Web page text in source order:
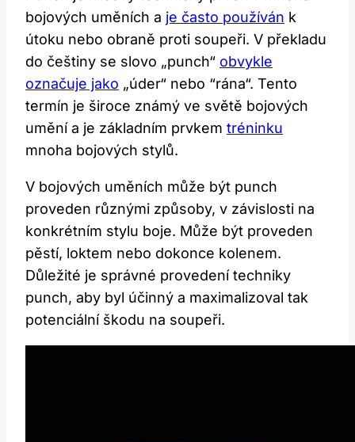
bojových uměních‌ a je často ‌používán ​k
útoku nebo ⁣obraně⁢ proti soupeři. V překladu
​do češtiny se⁢ slovo⁢ „punch“ obvykle
označuje jako ​ „úder“ nebo ⁢“rána“. Tento
termín je široce ⁣známý ⁤ve světě bojových
umění⁢ a je základním prvkem tréninku
mnoha bojových⁤ stylů.
V⁣ bojových⁢ uměních může být punch
proveden ‍různými způsoby, v závislosti⁤ na
⁢konkrétním stylu boje.‌ Může být‌ proveden
pěstí,⁤ loktem nebo dokonce kolenem.
Důležité je správné⁢ provedení techniky
punch, aby byl účinný a maximalizoval tak
⁣potenciální​ škodu na soupeři.